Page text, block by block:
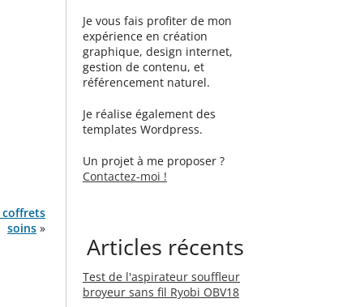
coffrets
soins »
Je vous fais profiter de mon
expérience en création
graphique, design internet,
gestion de contenu, et
référencement naturel.
Je réalise également des
templates Wordpress.
Un projet à me proposer ?
Contactez-moi !
Articles récents
Test de l'aspirateur souffleur
broyeur sans fil Ryobi OBV18